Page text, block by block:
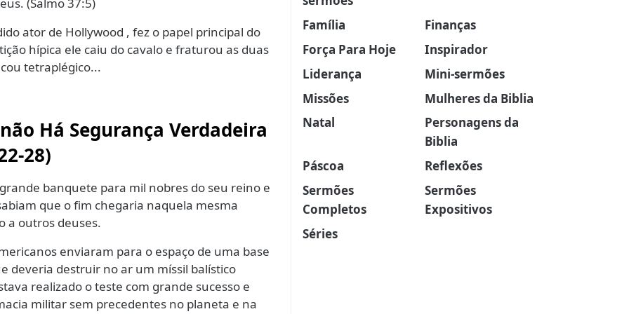
ator de Hollywood , fez o papel principal do
hípica ele caiu do cavalo e fraturou as duas
tetraplégico...
Há Segurança Verdadeira
28)
banquete para mil nobres do seu reino e
que o fim chegaria naquela mesma
a outros deuses.
enviaram para o espaço de uma base
deveria destruir no ar um míssil balístico
realizado o teste com grande sucesso e
militar sem precedentes no planeta e na
Família
Finanças
Força Para Hoje
Inspirador
Liderança
Mini-sermões
Missões
Mulheres da Biblia
Natal
Personagens da
Biblia
Páscoa
Reflexões
Sermões
Completos
Sermões
Expositivos
Séries